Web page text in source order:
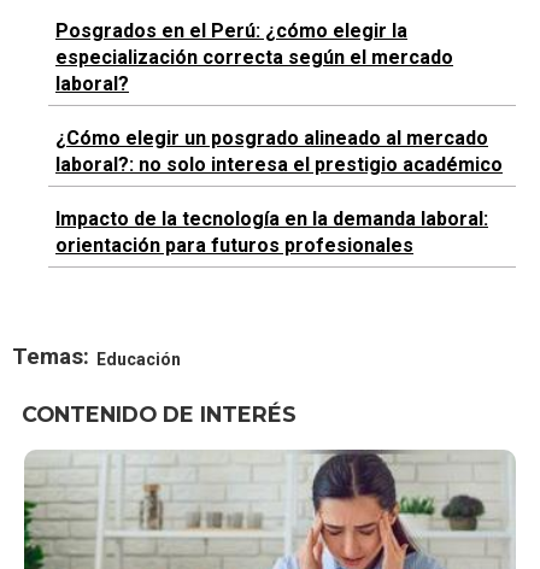
Posgrados en el Perú: ¿cómo elegir la
especialización correcta según el mercado
laboral?
¿Cómo elegir un posgrado alineado al mercado
laboral?: no solo interesa el prestigio académico
Impacto de la tecnología en la demanda laboral:
orientación para futuros profesionales
Temas: Educación
CONTENIDO DE INTERÉS